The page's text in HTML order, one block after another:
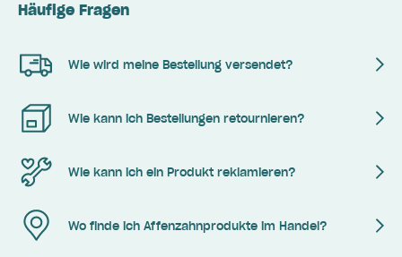
Häufige Fragen
Wie wird meine Bestellung versendet?
Wie kann ich Bestellungen retournieren?
Wie kann ich ein Produkt reklamieren?
Wo finde ich Affenzahnprodukte im Handel?